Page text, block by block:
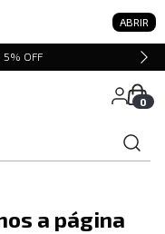
ABRIR
OFF
0
a página